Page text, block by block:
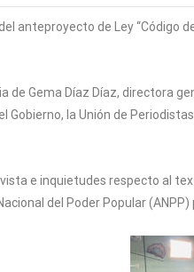
anteproyecto de Ley “Código
de Gema Díaz Díaz, directora
la Unión de
e inquietudes respecto al
del Poder Popular (ANPP)